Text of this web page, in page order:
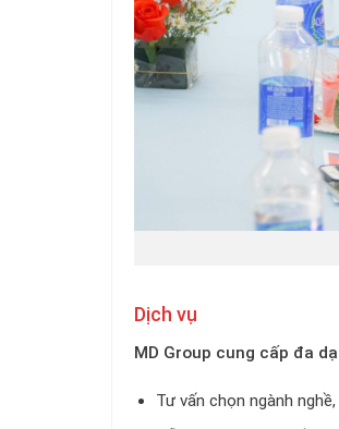
Dịch vụ
MD Group cung cấp đa
Tư vấn chọn ngành